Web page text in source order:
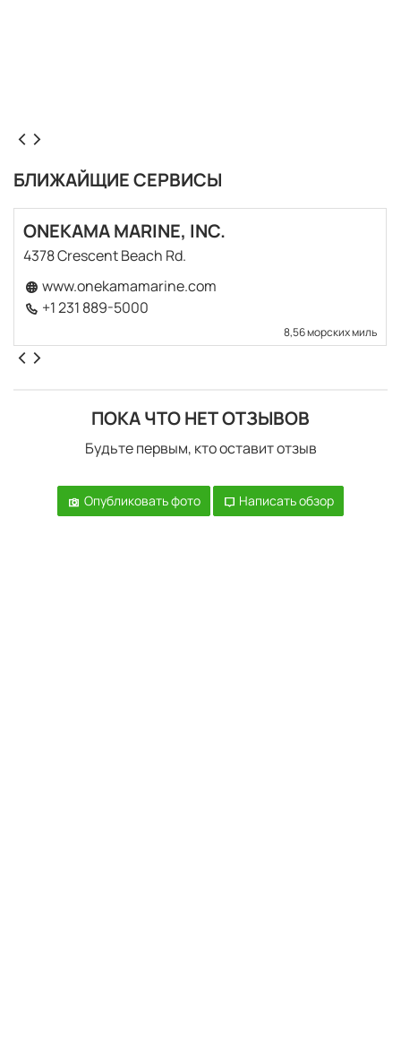
БЛИЖАЙЩИЕ СЕРВИСЫ
ONEKAMA MARINE, INC.
4378 Crescent Beach Rd.
www.onekamamarine.com
+1 231 889-5000
8,56 морских миль
ПОКА ЧТО НЕТ ОТЗЫВОВ
Будьте первым, кто оставит отзыв
Опубликовать фото Написать обзор